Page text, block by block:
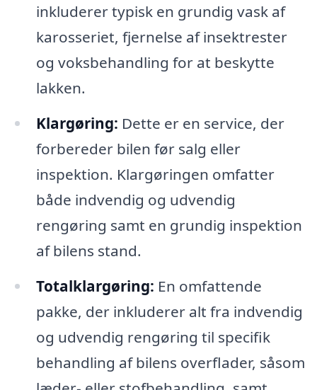
inkluderer typisk en grundig vask af
karosseriet, fjernelse af insektrester
og voksbehandling for at beskytte
lakken.
Klargøring: Dette er en service, der
forbereder bilen før salg eller
inspektion. Klargøringen omfatter
både indvendig og udvendig
rengøring samt en grundig inspektion
af bilens stand.
Totalklargøring: En omfattende
pakke, der inkluderer alt fra indvendig
og udvendig rengøring til specifik
behandling af bilens overflader, såsom